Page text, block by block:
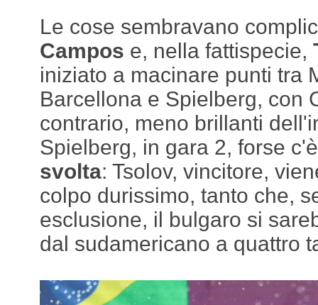
Le cose sembravano
Campos e, nella fattispecie,
iniziato a macinare punti tra
Barcellona e Spielberg, con
contrario, meno brillanti
Spielberg, in gara 2, forse
svolta: Tsolov, vincitore,
colpo durissimo, tanto che,
esclusione, il bulgaro si
dal sudamericano a quattro